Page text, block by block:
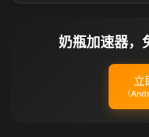
奶瓶加速器，
立
（